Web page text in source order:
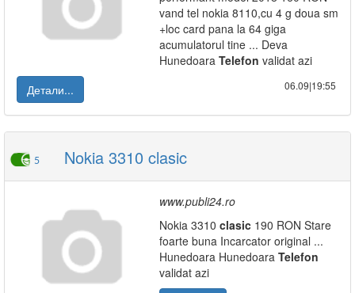
vand tel nokia 8110,cu 4 g doua sm
+loc card pana la 64 giga
acumulatorul tine ... Deva
Hunedoara Telefon validat azi
Детали...
06.09|19:55
5 Nokia 3310 clasic
www.publi24.ro
Nokia 3310 clasic 190 RON Stare
foarte buna Incarcator original ...
Hunedoara Hunedoara Telefon
validat azi